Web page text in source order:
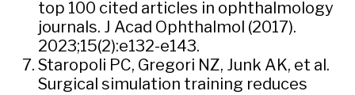
top 100 cited articles in ophthalmology
journals. J Acad Ophthalmol (2017).
2023;15(2):e132-e143.
Staropoli PC, Gregori NZ, Junk AK, et al.
Surgical simulation training reduces